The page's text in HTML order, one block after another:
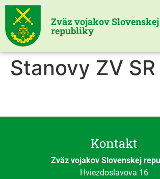
Zväz vojakov Slovenskej
republiky
Stanovy ZV SR
Kontakt
Zväz vojakov Slovenskej
Hviezdoslavova 16